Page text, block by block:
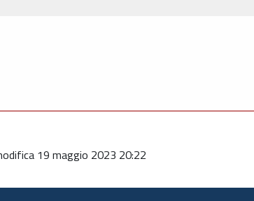
19 maggio 2023 20:22